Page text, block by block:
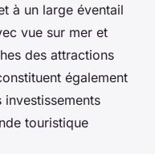
à un large éventail
vue sur mer et
des attractions
également
touristique